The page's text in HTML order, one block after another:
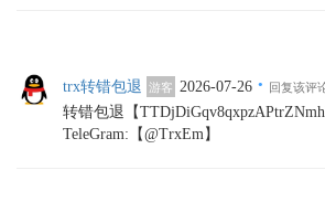
trx转错包退 游客 2026-07-26 · 回复该评
转错包退【
TeleGram:【@TrxEm】